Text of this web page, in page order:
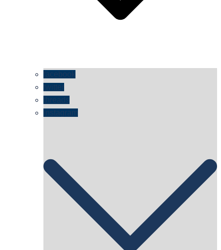
facebook
twitter
threads
instagram